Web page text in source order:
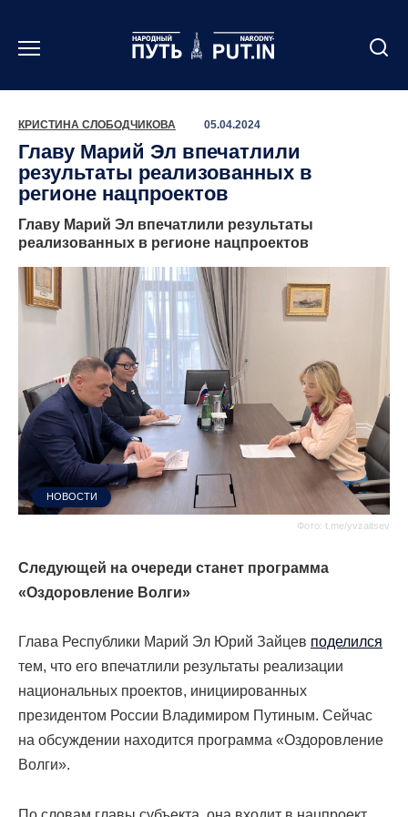
содержанию
КРИСТИНА СЛОБОДЧИКОВА 05.04.2024
Главу Марий Эл впечатлили
результаты реализованных в
регионе нацпроектов
Главу Марий Эл впечатлили результаты
реализованных в регионе нацпроектов
Фото: t.me/yvzaitsev
НОВОСТИ
Следующей на очереди станет программа
«Оздоровление Волги»
Глава Республики Марий Эл Юрий Зайцев поделился
тем, что его впечатлили результаты реализации
национальных проектов, инициированных
президентом России Владимиром Путиным. Сейчас
на обсуждении находится программа «Оздоровление
Волги».